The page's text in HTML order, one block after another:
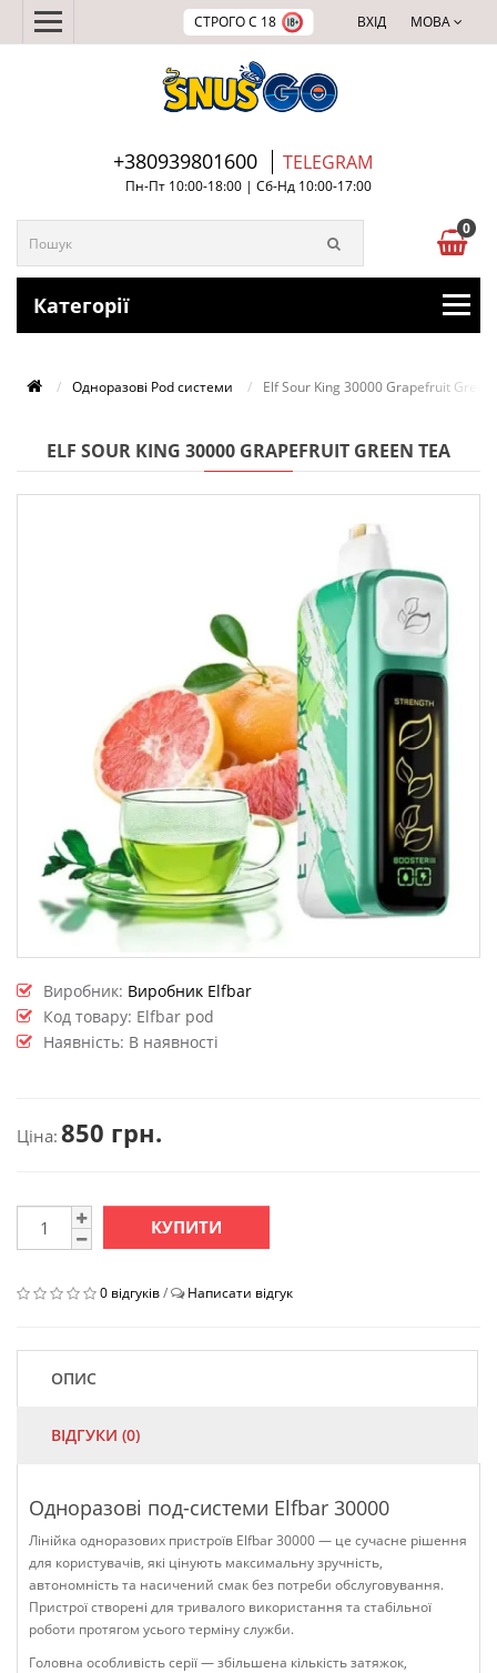
СТРОГО С 18 МОВА
ВХІД
+380939801600 TELEGRAM
Пн-Пт 10:00-18:00 | Сб-Нд 10:00-17:00
0
Категорії
Одноразові Pod системи Elf Sour King 30000 Grapefruit Green
ELF SOUR KING 30000 GRAPEFRUIT GREEN TEA
Виробник: Виробник Elfbar
Код товару: Elfbar pod
Наявність: В наявності
Ціна: 850 грн.
КУПИТИ
0 відгуків/ Написати відгук
ОПИС
ВІДГУКИ (0)
Одноразові под-системи Elfbar 30000
Лінійка одноразових пристроїв Elfbar 30000 — це сучасне рішення
для користувачів, які цінують максимальну зручність,
автономність та насичений смак без потреби обслуговування.
Пристрої створені для тривалого використання та стабільної
роботи протягом усього терміну служби.
Головна особливість серії — збільшена кількість затяжок,